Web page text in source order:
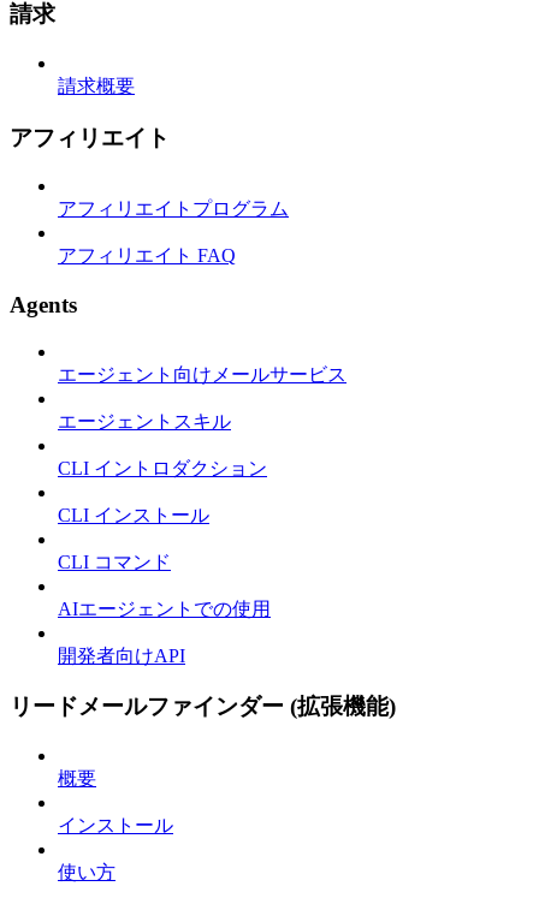
請求
請求概要
アフィリエイト
アフィリエイトプログラム
アフィリエイト FAQ
Agents
エージェント向けメールサービス
エージェントスキル
CLI イントロダクション
CLI インストール
CLI コマンド
AIエージェントでの使用
開発者向けAPI
リードメールファインダー (拡張機能)
概要
インストール
使い方